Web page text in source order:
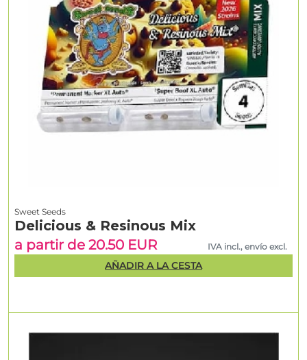
Sweet Seeds
Delicious & Resinous Mix
a partir de 20.50 EUR
IVA incl., envío excl.
AÑADIR A LA CESTA